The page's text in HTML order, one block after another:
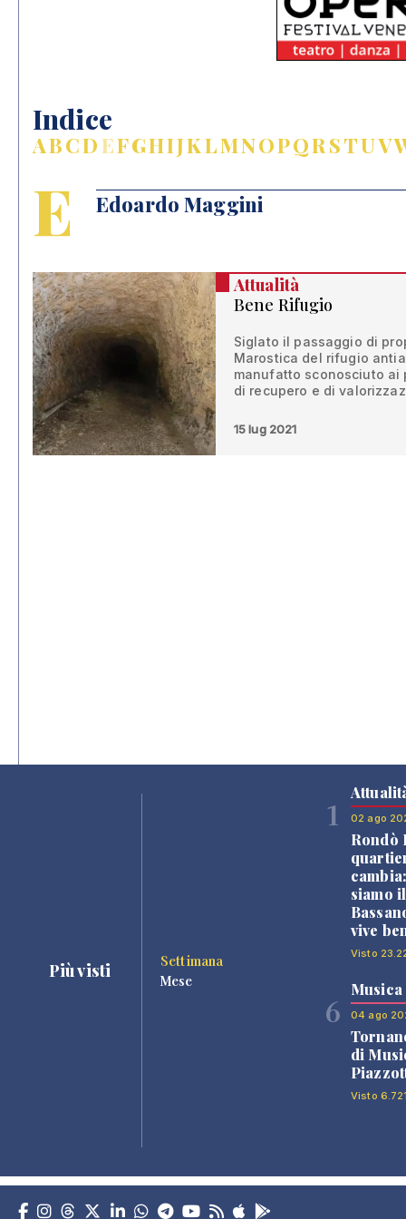
Indice
ABCDEFGHIJKLMNOPQRSTUV
E Edoardo Maggini
Attualità
Bene Rifugio
Siglato il passaggio di
Marostica del rifugio
manufatto sconosciuto ai
di recupero e di
15 lug 2021
Più visti
Settimana
Mese
1 02 ago
Rondò
siamo
vive
Visto
6
Musica
04 ago
di
Visto